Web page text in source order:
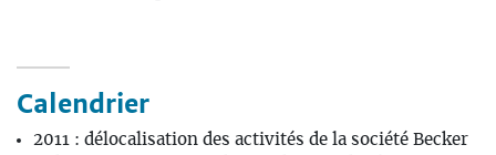
Calendrier
2011 : délocalisation des activités de la société Becker